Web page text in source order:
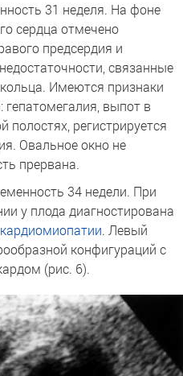
31 неделя. На фоне
сердца отмечено
предсердия и
связанные
Имеются признаки
гепатомегалия, выпот в
регистрируется
Овальное окно не
прервана.
34 недели. При
у плода диагностирована
кардиомиопатии. Левый
конфигураций с
(рис. 6).